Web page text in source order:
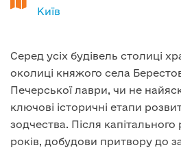
Київ
Серед усіх будівель столиці
околиці княжого села
Печерської лаври, чи не
ключові історичні етапи
зодчества. Після капітального
років, добудови притвору до